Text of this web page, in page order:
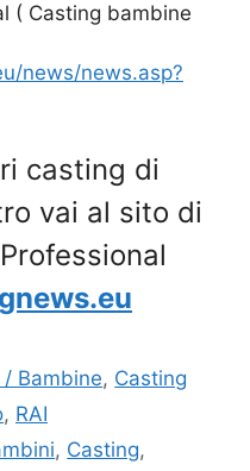
( Casting bambine
news/news.asp?
casting di
vai al sito di
Bambine, Casting
, RAI
, Casting,